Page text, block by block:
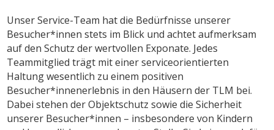
Unser Service-Team hat die Bedürfnisse unserer
Besucher*innen stets im Blick und achtet aufmerksam
auf den Schutz der wertvollen Exponate. Jedes
Teammitglied trägt mit einer serviceorientierten
Haltung wesentlich zu einem positiven
Besucher*innenerlebnis in den Häusern der TLM bei.
Dabei stehen der Objektschutz sowie die Sicherheit
unserer Besucher*innen – insbesondere von Kindern